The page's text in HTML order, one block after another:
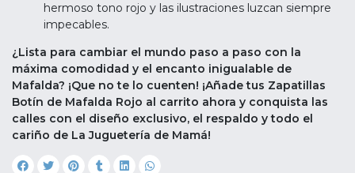
hermoso tono rojo y las ilustraciones luzcan siempre
impecables.
¿Lista para cambiar el mundo paso a paso con la
máxima comodidad y el encanto inigualable de
Mafalda? ¡Que no te lo cuenten! ¡Añade tus Zapatillas
Botín de Mafalda Rojo al carrito ahora y conquista las
calles con el diseño exclusivo, el respaldo y todo el
cariño de La Juguetería de Mamá!